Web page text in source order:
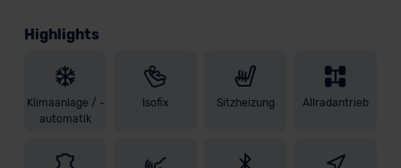
Highlights
Klimaanlage / -
automatik
Isofix Sitzheizung Allradantrieb